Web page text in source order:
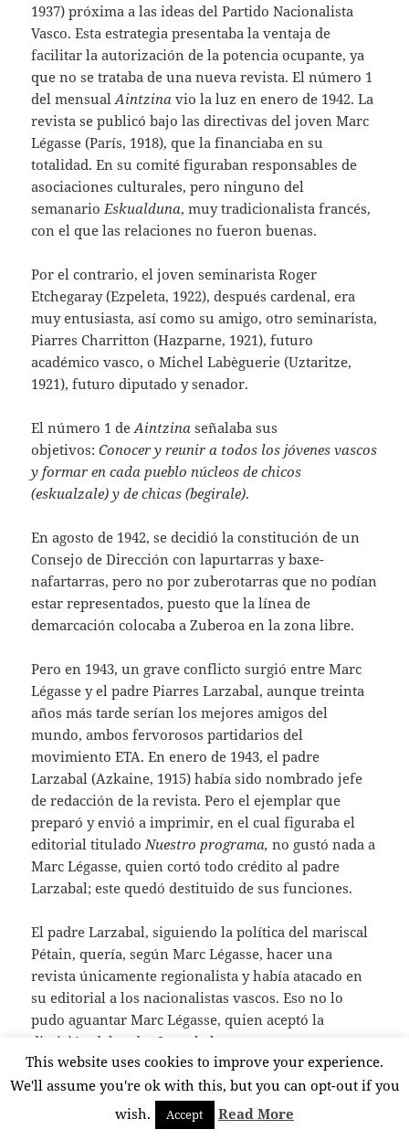
1937) próxima a las ideas del Partido Nacionalista
Vasco. Esta estrategia presentaba la ventaja de
facilitar la autorización de la potencia ocupante, ya
que no se trataba de una nueva revista. El número 1
del mensualAintzina vio la luz en enero de 1942. La
revista se publicó bajo las directivas del joven Marc
Légasse (París, 1918), que la financiaba en su
totalidad. En su comité figuraban responsables de
asociaciones culturales, pero ninguno del
semanario Eskualduna, muy tradicionalista francés,
con el que las relaciones no fueron buenas.
Por el contrario, el joven seminarista Roger
Etchegaray (Ezpeleta, 1922), después cardenal, era
muy entusiasta, así como su amigo, otro seminarista,
Piarres Charritton (Hazparne, 1921), futuro
académico vasco, o Michel Labèguerie (Uztaritze,
1921), futuro diputado y senador.
El número 1 deAintzina señalaba sus
objetivos:Conocer y reunir a todos los jóvenes vascos
y formar en cada pueblo núcleos de chicos
(eskualzale) y de chicas (begirale).
En agosto de 1942, se decidió la constitución de un
Consejo de Dirección con lapurtarras y baxe-
nafartarras, pero no por zuberotarras que no podían
estar representados, puesto que la línea de
demarcación colocaba a Zuberoa en la zona libre.
Pero en 1943, un grave conflicto surgió entre Marc
Légasse y el padre Piarres Larzabal, aunque treinta
años más tarde serían los mejores amigos del
mundo, ambos fervorosos partidarios del
movimiento ETA. En enero de 1943, el padre
Larzabal (Azkaine, 1915) había sido nombrado jefe
de redacción de la revista. Pero el ejemplar que
preparó y envió a imprimir, en el cual figuraba el
editorial titulado Nuestro programa, no gustó nada a
Marc Légasse, quien cortó todo crédito al padre
Larzabal; este quedó destituido de sus funciones.
El padre Larzabal, siguiendo la política del mariscal
Pétain, quería, según Marc Légasse, hacer una
revista únicamente regionalista y había atacado en
su editorial a los nacionalistas vascos. Eso no lo
pudo aguantar Marc Légasse, quien aceptó la
dimisión del padre Larzabal.
De hecho, el padre Larzabal, en su editorialNuestro
había escrito:Francia y España no tienen
que temer nada de nosotros. Los enemigos de la
This website uses cookies to improve your experience.
We'll assume you're ok with this, but you can opt-out if you
wish.
Accept Read More